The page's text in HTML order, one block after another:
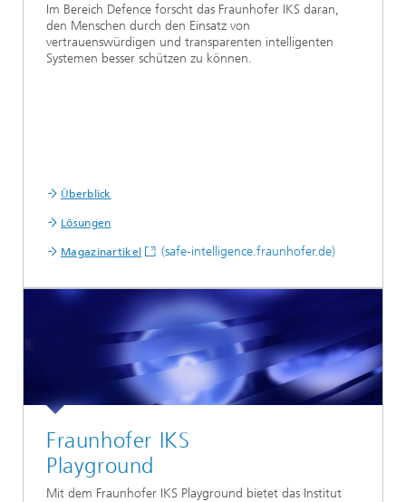
Im Bereich Defence forscht das Fraunhofer IKS daran,
den Menschen durch den Einsatz von
vertrauenswürdigen und transparenten intelligenten
Systemen besser schützen zu können.
Überblick
Lösungen
Magazinartikel (safe-intelligence.fraunhofer.de)
Fraunhofer IKS
Playground
Mit dem Fraunhofer IKS Playground bietet das Institut